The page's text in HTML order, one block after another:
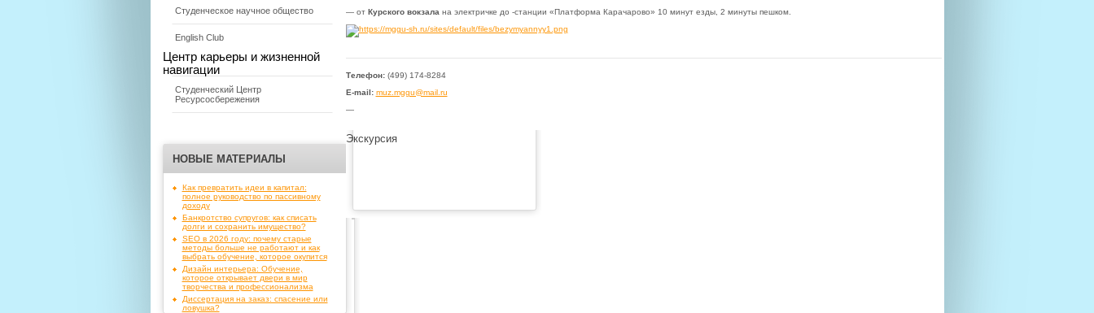
Студенческое научное общество
English Club
Центр карьеры и жизненной
навигации
Студенческий Центр
Ресурсосбережения
НОВЫЕ МАТЕРИАЛЫ
Как превратить идеи в капитал:
полное руководство по пассивному
доходу
Банкротство супругов: как списать
долги и сохранить имущество?
SEO в 2026 году: почему старые
методы больше не работают и как
выбрать обучение, которое окупится
Дизайн интерьера: Обучение,
которое открывает двери в мир
творчества и профессионализма
Диссертация на заказ: спасение или
ловушка?
— от Курского вокзала на электричке до -станции «Платформа Карачарово» 10 минут езды, 2 минуты пешком.
Телефон: (499) 174-8284
E-mail: muz.mggu@mail.ru
—
Экскурсия